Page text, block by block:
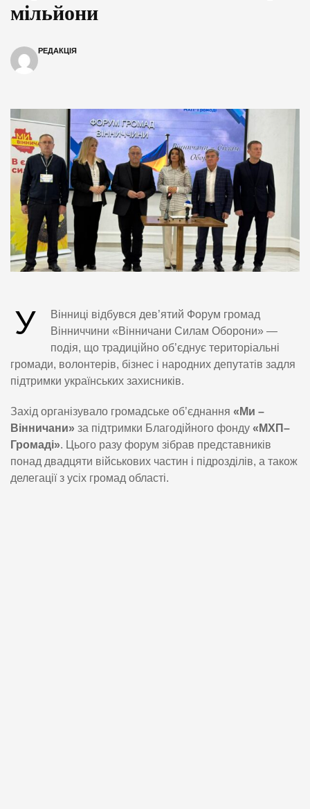
мільйони
РЕДАКЦІЯ
У
Вінниці відбувся дев’ятий Форум громад
Вінниччини «Вінничани Силам Оборони» —
подія, що традиційно об’єднує територіальні
громади, волонтерів, бізнес і народних депутатів задля
підтримки українських захисників.
Захід організувало громадське об’єднання «Ми –
Вінничани» за підтримки Благодійного фонду «МХП–
Громаді». Цього разу форум зібрав представників
понад двадцяти військових частин і підрозділів, а також
делегації з усіх громад області.